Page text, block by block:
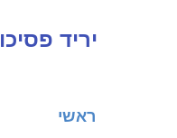
יריד
ראשי